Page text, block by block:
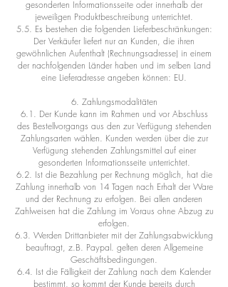
gesonderten Informationsseite oder innerhalb der
jeweiligen Produktbeschreibung unterrichtet.
5.5. Es bestehen die folgenden Lieferbeschränkungen:
Der Verkäufer liefert nur an Kunden, die ihren
gewöhnlichen Aufenthalt (Rechnungsadresse) in einem
der nachfolgenden Länder haben und im selben Land
eine Lieferadresse angeben können: EU.
6. Zahlungsmodalitäten
6.1. Der Kunde kann im Rahmen und vor Abschluss
des Bestellvorgangs aus den zur Verfügung stehenden
Zahlungsarten wählen. Kunden werden über die zur
Verfügung stehenden Zahlungsmittel auf einer
gesonderten Informationsseite unterrichtet.
6.2. Ist die Bezahlung per Rechnung möglich, hat die
Zahlung innerhalb von 14 Tagen nach Erhalt der Ware
und der Rechnung zu erfolgen. Bei allen anderen
Zahlweisen hat die Zahlung im Voraus ohne Abzug zu
erfolgen.
6.3. Werden Drittanbieter mit der Zahlungsabwicklung
beauftragt, z.B. Paypal. gelten deren Allgemeine
Geschäftsbedingungen.
6.4. Ist die Fälligkeit der Zahlung nach dem Kalender
bestimmt, so kommt der Kunde bereits durch